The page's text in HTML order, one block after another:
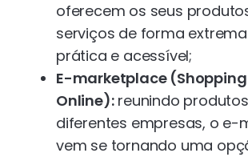
oferecem os seus
serviços de forma
prática e acessível;
E-marketplace
Online):reunindo
diferentes empresas, o e-
vem se tornando uma